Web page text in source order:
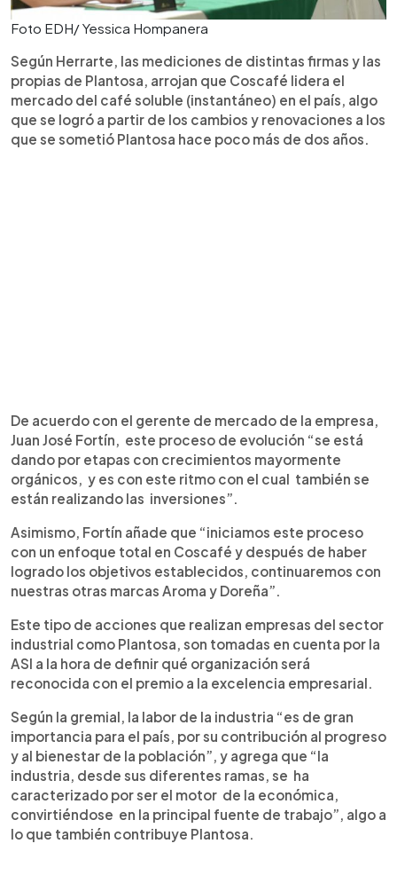
Foto EDH/ Yessica Hompanera
Según Herrarte, las mediciones de distintas firmas y las
propias de Plantosa, arrojan que Coscafé lidera el
mercado del café soluble (instantáneo) en el país, algo
que se logró a partir de los cambios y renovaciones a los
que se sometió Plantosa hace poco más de dos años.
De acuerdo con el gerente de mercado de la empresa,
Juan José Fortín, este proceso de evolución “se está
dando por etapas con crecimientos mayormente
orgánicos, y es con este ritmo con el cual también se
están realizando las inversiones”.
Asimismo, Fortín añade que “iniciamos este proceso
con un enfoque total en Coscafé y después de haber
logrado los objetivos establecidos, continuaremos con
nuestras otras marcas Aroma y Doreña”.
Este tipo de acciones que realizan empresas del sector
industrial como Plantosa, son tomadas en cuenta por la
ASI a la hora de definir qué organización será
reconocida con el premio a la excelencia empresarial.
Según la gremial, la labor de la industria “es de gran
importancia para el país, por su contribución al progreso
y al bienestar de la población”, y agrega que “la
industria, desde sus diferentes ramas, se ha
caracterizado por ser el motor de la económica,
convirtiéndose en la principal fuente de trabajo”, algo a
lo que también contribuye Plantosa.